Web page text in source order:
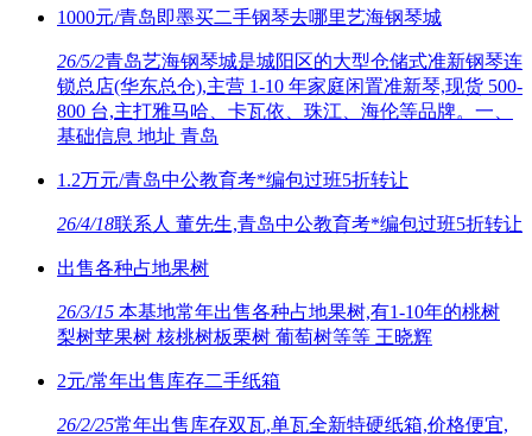
1000元/青岛即墨买二手钢琴去哪里艺海钢琴城
26/5/2青岛艺海钢琴城是城阳区的大型仓储式准新钢琴连
锁总店(华东总仓),主营 1-10 年家庭闲置准新琴,现货 500-
800 台,主打雅马哈、卡瓦依、珠江、海伦等品牌。一、
基础信息 地址 青岛
1.2万元/青岛中公教育考*编包过班5折转让
26/4/18联系人 董先生,青岛中公教育考*编包过班5折转让
出售各种占地果树
26/3/15 本基地常年出售各种占地果树,有1-10年的桃树
梨树苹果树 核桃树板栗树 葡萄树等等 王晓辉
2元/常年出售库存二手纸箱
26/2/25常年出售库存双瓦,单瓦全新特硬纸箱,价格便宜,